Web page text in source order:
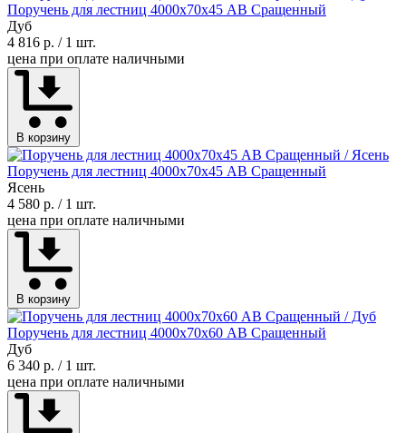
Поручень для лестниц 4000х70х45 АВ Сращенный
Дуб
4 816 р. / 1 шт.
цена при оплате наличными
В корзину
Поручень для лестниц 4000х70х45 АВ Сращенный
Ясень
4 580 р. / 1 шт.
цена при оплате наличными
В корзину
Поручень для лестниц 4000х70х60 АВ Сращенный
Дуб
6 340 р. / 1 шт.
цена при оплате наличными